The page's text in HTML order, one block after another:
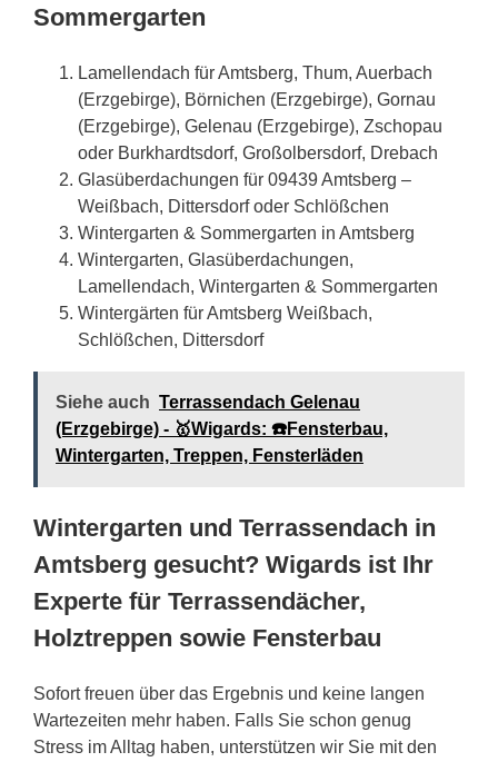
Sommergarten
Lamellendach für Amtsberg, Thum, Auerbach
(Erzgebirge), Börnichen (Erzgebirge), Gornau
(Erzgebirge), Gelenau (Erzgebirge), Zschopau
oder Burkhardtsdorf, Großolbersdorf, Drebach
Glasüberdachungen für 09439 Amtsberg –
Weißbach, Dittersdorf oder Schlößchen
Wintergarten & Sommergarten in Amtsberg
Wintergarten, Glasüberdachungen,
Lamellendach, Wintergarten & Sommergarten
Wintergärten für Amtsberg Weißbach,
Schlößchen, Dittersdorf
Siehe auch Terrassendach Gelenau
(Erzgebirge) - 🥇Wigards: ☎️Fensterbau,
Wintergarten, Treppen, Fensterläden
Wintergarten und Terrassendach in
Amtsberg gesucht? Wigards ist Ihr
Experte für Terrassendächer,
Holztreppen sowie Fensterbau
Sofort freuen über das Ergebnis und keine langen
Wartezeiten mehr haben. Falls Sie schon genug
Stress im Alltag haben, unterstützen wir Sie mit den